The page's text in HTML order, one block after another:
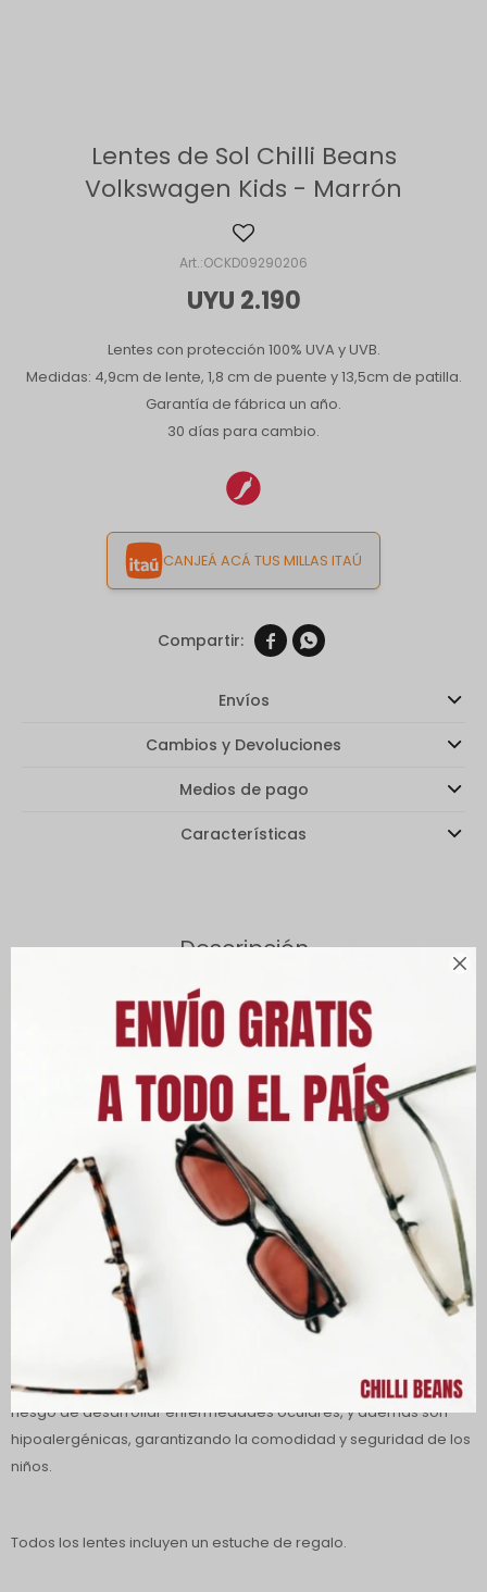

Lentes de Sol Chilli Beans
Volkswagen Kids - Marrón
OCKD09290206
UYU 2.190
Lentes con protección 100% UVA y UVB.
Medidas: 4,9cm de lente, 1,8 cm de puente y 13,5cm de patilla.
Garantía de fábrica un año.
30 días para cambio.
CANJEÁ ACÁ TUS MILLAS ITAÚ
 
Envíos
Cambios y Devoluciones
Medios de pago
Características
Descripción
Lentes de sol cuadrados Volkswagen para niños, fabricados en
Este modelo cuadrado inyectado se inspira en la Kombi de los
años 50. Las patillas son de metal, con un diseño que evoca la
curvatura frontal de la Kombi, caracterizada por la división de
color en la parte delantera y los laterales. El objetivo era resaltar
esta característica única de la Kombi, utilizando un diseño que
reflejara la división de color y la icónica curvatura del vehículo. El
logotipo de Volkswagen manuscrito, utilizado en aquella época,
se ha incorporado a las patillas, aportando un toque nostálgico y
auténtico al modelo.
Los lentes con protección 100% contra los rayos UVA y UVB
protegen los ojos de los rayos solares dañinos, reduciendo el
riesgo de desarrollar enfermedades oculares, y además son
hipoalergénicas, garantizando la comodidad y seguridad de los
niños.
Todos los lentes incluyen un estuche de regalo.